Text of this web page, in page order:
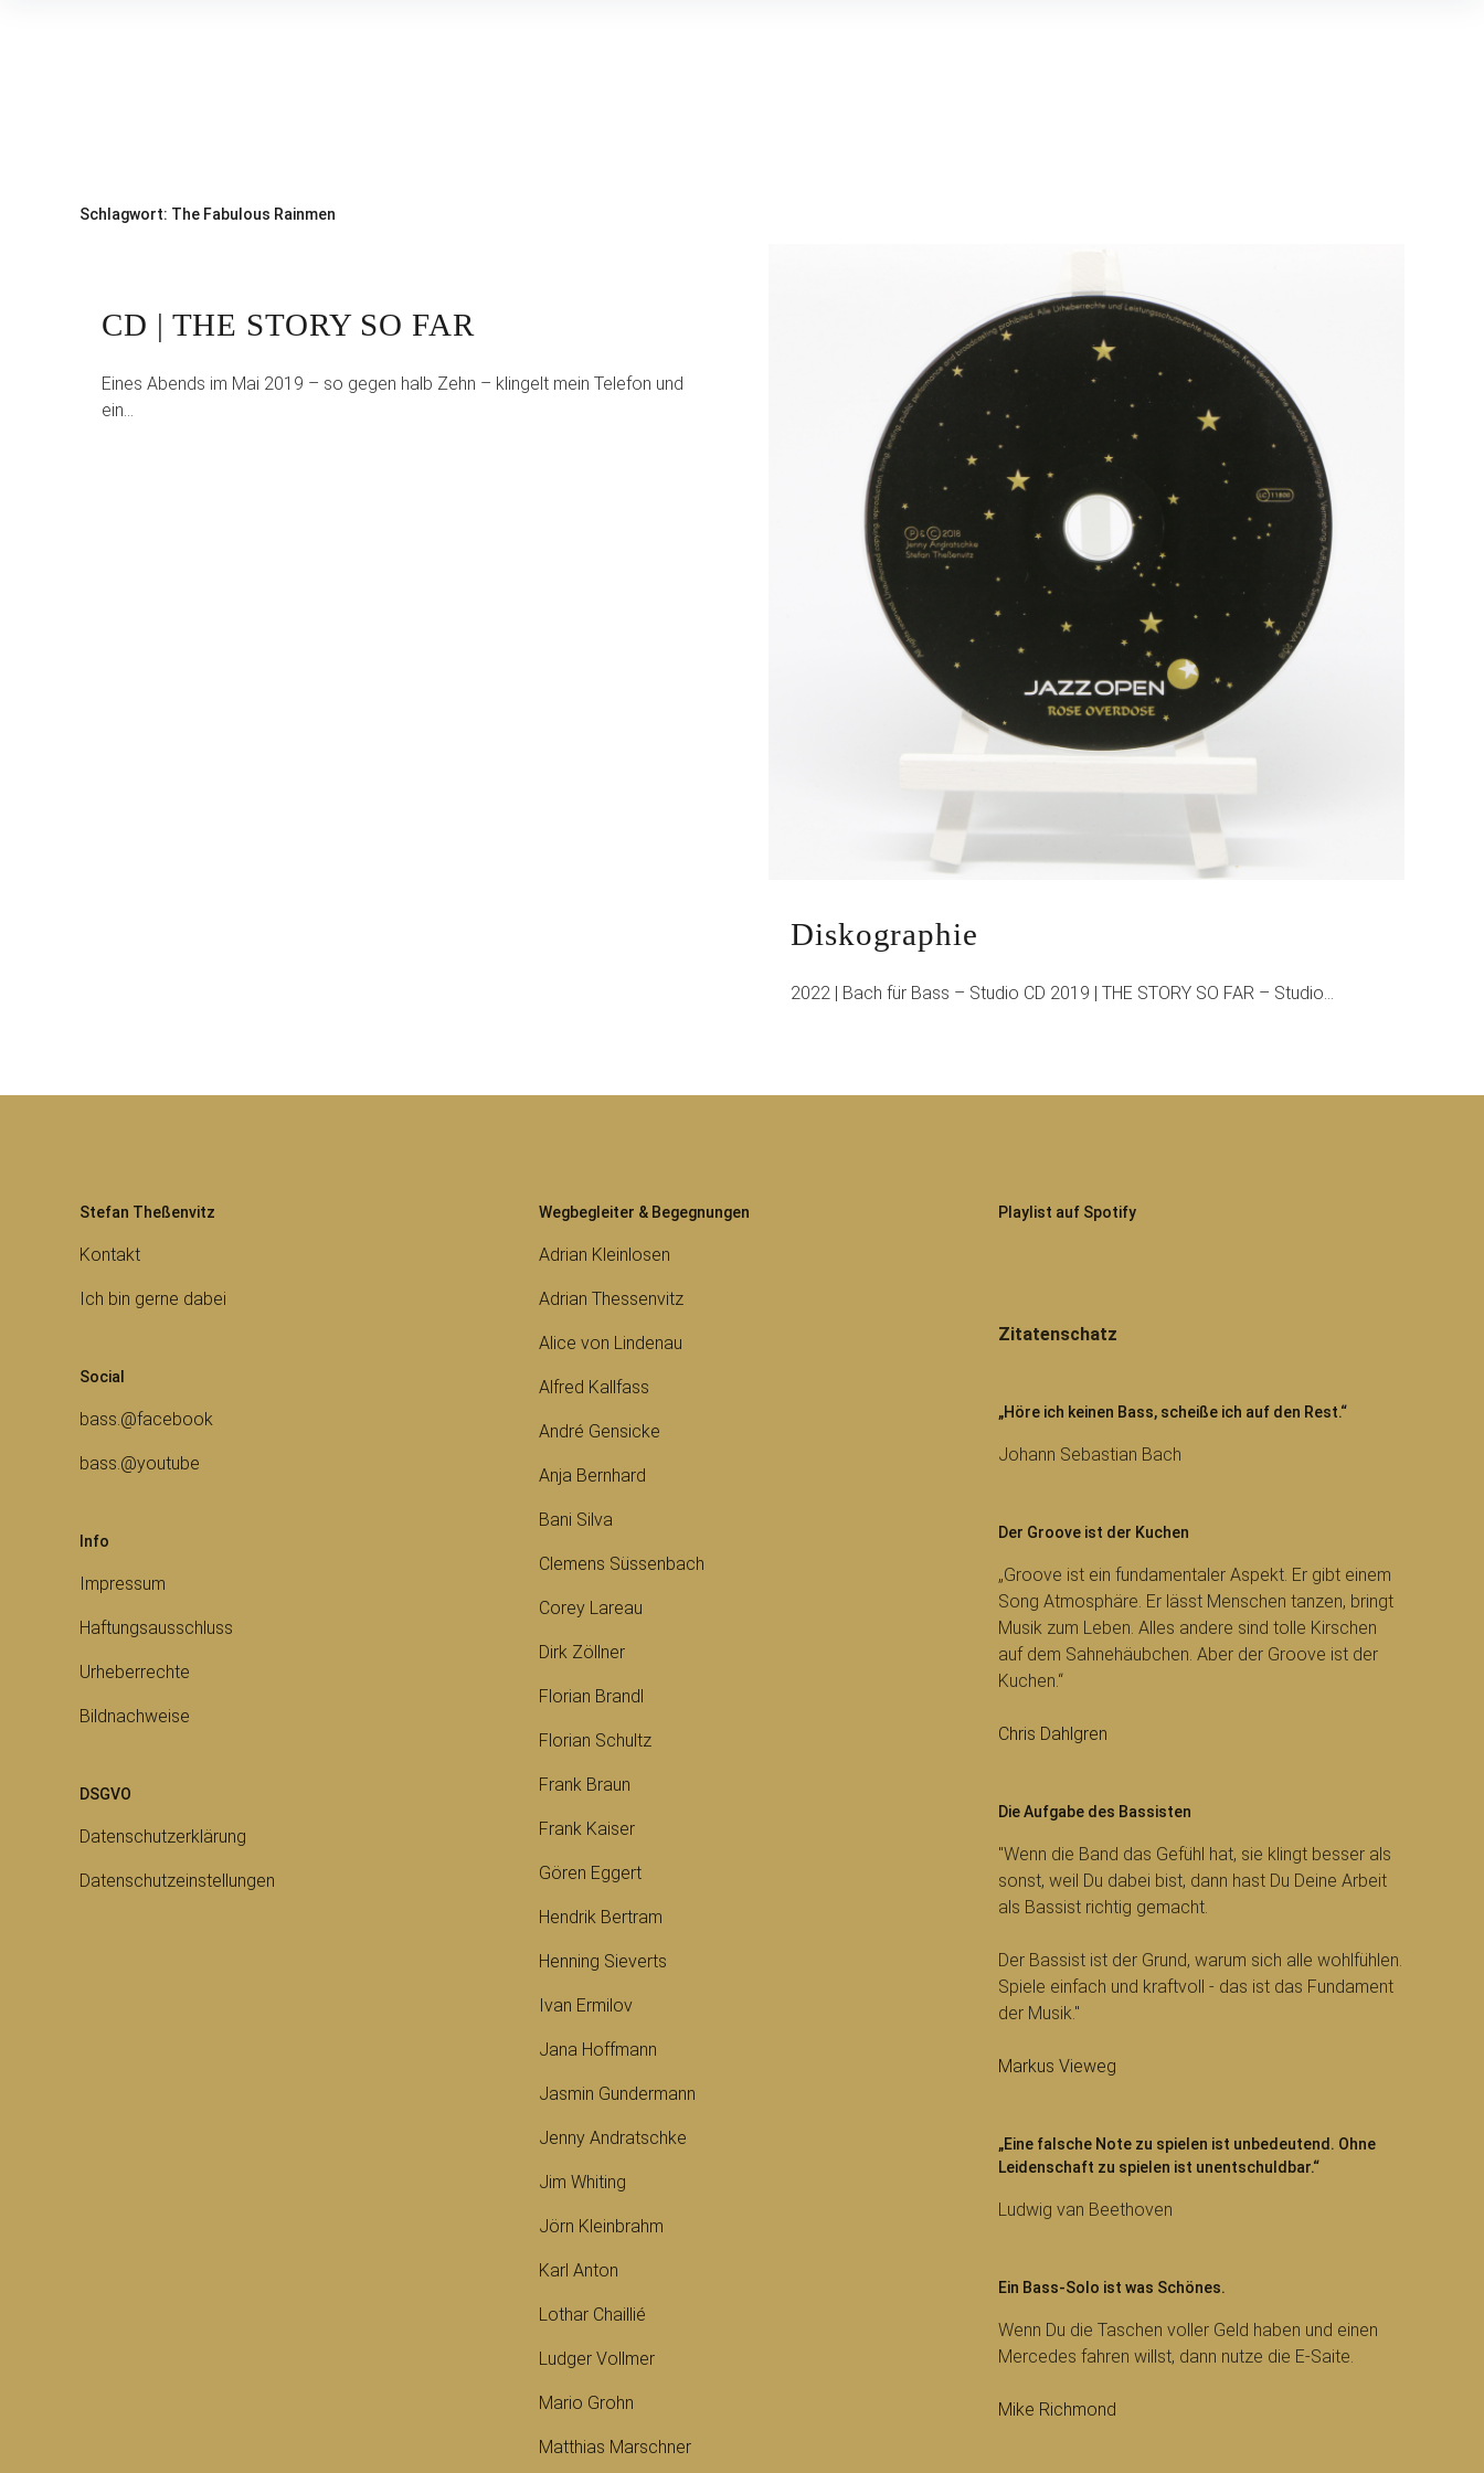
Schlagwort: The Fabulous Rainmen
CD | THE STORY SO FAR
Eines Abends im Mai 2019 – so gegen halb Zehn – klingelt mein Telefon und
ein…
Diskographie
2022 | Bach für Bass – Studio CD 2019 | THE STORY SO FAR – Studio…
Stefan Theßenvitz
Kontakt
Ich bin gerne dabei
Social
bass.@facebook
bass.@youtube
Info
Impressum
Haftungsausschluss
Urheberrechte
Bildnachweise
DSGVO
Datenschutzerklärung
Datenschutzeinstellungen
Wegbegleiter & Begegnungen
Adrian Kleinlosen
Adrian Thessenvitz
Alice von Lindenau
Alfred Kallfass
André Gensicke
Anja Bernhard
Bani Silva
Clemens Süssenbach
Corey Lareau
Dirk Zöllner
Florian Brandl
Florian Schultz
Frank Braun
Frank Kaiser
Gören Eggert
Hendrik Bertram
Henning Sieverts
Ivan Ermilov
Jana Hoffmann
Jasmin Gundermann
Jenny Andratschke
Jim Whiting
Jörn Kleinbrahm
Karl Anton
Lothar Chaillié
Ludger Vollmer
Mario Grohn
Matthias Marschner
Playlist auf Spotify
Zitatenschatz
„Höre ich keinen Bass, scheiße ich auf den Rest.“
Johann Sebastian Bach
Der Groove ist der Kuchen
„Groove ist ein fundamentaler Aspekt. Er gibt einem
Song Atmosphäre. Er lässt Menschen tanzen, bringt
Musik zum Leben. Alles andere sind tolle Kirschen
auf dem Sahnehäubchen. Aber der Groove ist der
Kuchen.“
Chris Dahlgren
Die Aufgabe des Bassisten
"Wenn die Band das Gefühl hat, sie klingt besser als
sonst, weil Du dabei bist, dann hast Du Deine Arbeit
als Bassist richtig gemacht.
Der Bassist ist der Grund, warum sich alle wohlfühlen.
Spiele einfach und kraftvoll - das ist das Fundament
der Musik."
Markus Vieweg
„Eine falsche Note zu spielen ist unbedeutend. Ohne
Leidenschaft zu spielen ist unentschuldbar.“
Ludwig van Beethoven
Ein Bass-Solo ist was Schönes.
Wenn Du die Taschen voller Geld haben und einen
Mercedes fahren willst, dann nutze die E-Saite.
Mike Richmond